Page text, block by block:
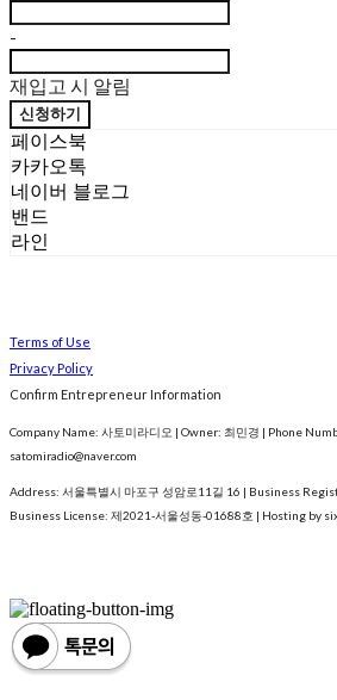
-
재입고 시 알림
신청하기
페이스북
카카오톡
네이버 블로그
밴드
라인
Terms of Use
Privacy Policy
Confirm Entrepreneur Information
Company Name: 사토미라디오 | Owner: 최민경 | Phone
satomiradio@naver.com
Address: 서울특별시 마포구 성암로11길 16 | Business
Business License: 제2021-서울성동-01688호 | Hosting by